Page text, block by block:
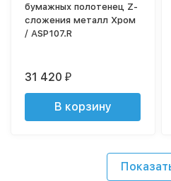
бумажных полотенец Z-
сложения металл Хром
/ ASP107.R
31 420₽
В корзину